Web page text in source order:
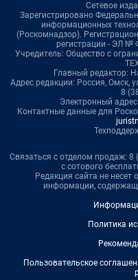
Сетевое
Зарегистрировано
информационных
(Роскомнадзор).
регистрации - ЭЛ №
Учредитель: Общество с
Главный редактор:
Адрес редакции: Россия, Омск,
8
Электронный
Контактные данные для
Связаться с отделом продаж: 8
с сотового
Редакция сайта не несет
информации,
Политика
Пользовательское